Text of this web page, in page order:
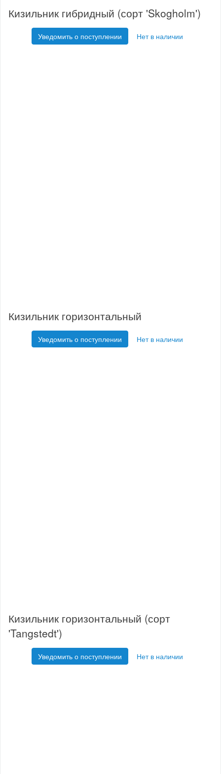
Кизильник гибридный (сорт 'Skogholm')
Уведомить о поступлении Нет в наличии
Кизильник горизонтальный
Уведомить о поступлении Нет в наличии
Кизильник горизонтальный (сорт
'Tangstedt')
Уведомить о поступлении Нет в наличии